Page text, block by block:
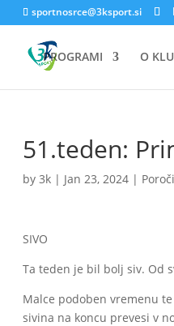
sportnosrce@3ksport.si
PROGRAMI O
51.teden:
by3k | Jan 23, 2024 |
SIVO
Ta teden je bil bolj siv. Od
Malce podoben vremenu
sivina na koncu prevesi v